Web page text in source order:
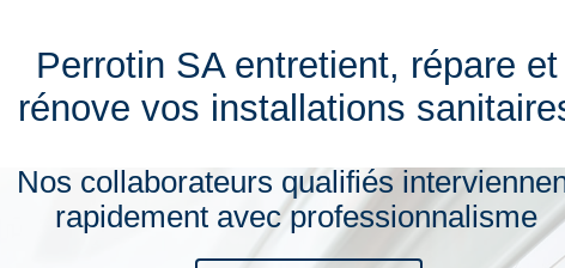
Perrotin SA entretient, répare et
rénove vos installations
Nos collaborateurs qualifiés
rapidement avec professionnalisme